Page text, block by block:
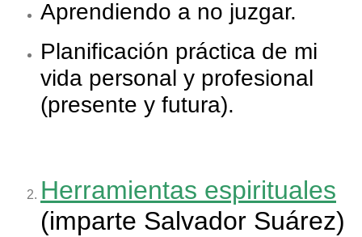
Aprendiendo a no juzgar.
Planificación práctica de mi
vida personal y profesional
(presente y futura).
Herramientas espirituales
(imparte Salvador Suárez)